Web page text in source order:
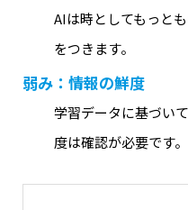
AIは時としてもっと
をつきます。
弱み：情報の鮮度
学習データに基づい
度は確認が必要です。